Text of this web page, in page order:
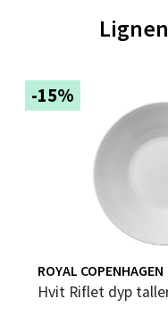
-15%
ROYAL COPENHAGEN
Hvit Riflet dyp
Trondheim
Falkenborgveien
Åpent i dag 09-21
0 i butikk